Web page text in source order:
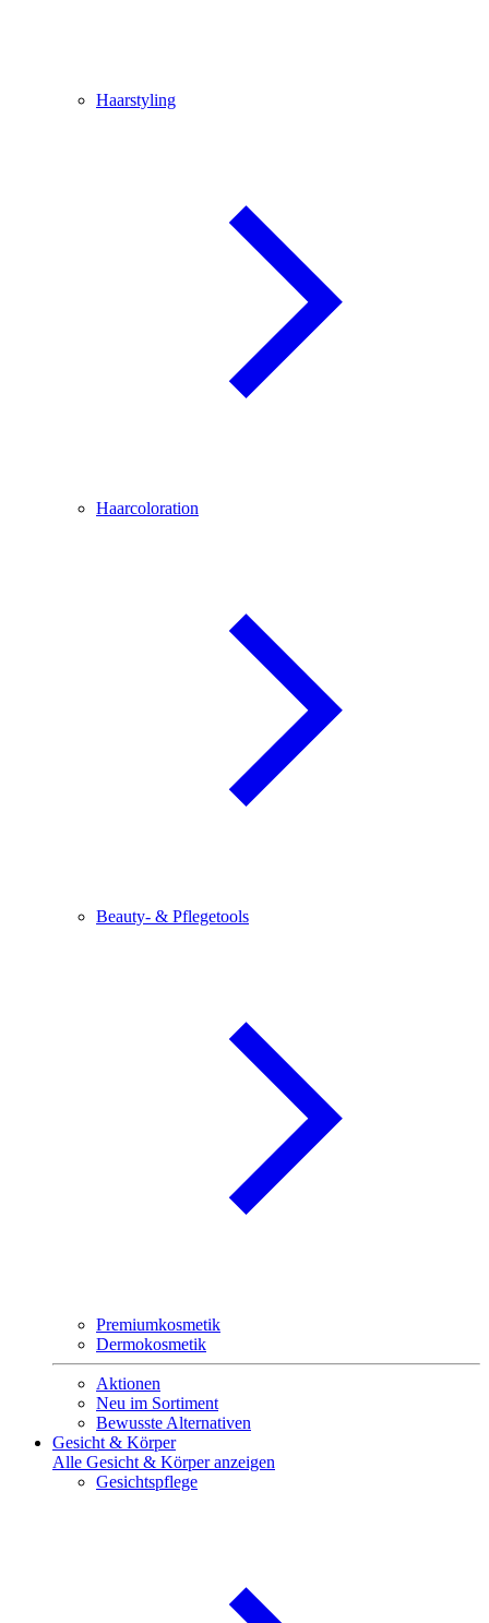
Haarstyling
Haarcoloration
Beauty- & Pflegetools
Premiumkosmetik
Dermokosmetik
Aktionen
Neu im Sortiment
Bewusste Alternativen
Gesicht & Körper
Alle Gesicht & Körper anzeigen
Gesichtspflege